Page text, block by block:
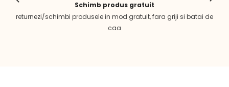
Schimb produs gratuit
returnezi/schimbi produsele in mod gratuit, fara griji si batai de
caa